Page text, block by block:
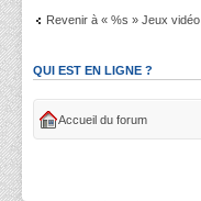
Revenir à « %s » Jeux vidéo
QUI EST EN LIGNE ?
Accueil du forum